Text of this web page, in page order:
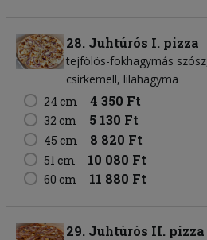
28. Juhtúrós I. pizza
tejfölös-fokhagymás szósz
csirkemell lilahagyma
24 cm
4 350 Ft
32 cm 5 130 Ft
45 cm 8 820 Ft
51 cm 10 080 Ft
60 cm 11 880 Ft
29. Juhtúrós II. pizza